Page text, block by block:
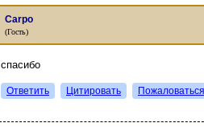
Carpo
(Гость)
спасибо
Ответить Цитировать Пожаловаться